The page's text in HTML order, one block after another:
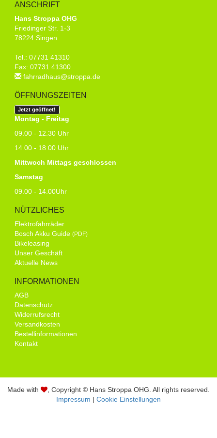
ANSCHRIFT
Hans Stroppa OHG
Friedinger Str. 1-3
78224 Singen
Tel.: 07731 41310
Fax: 07731 41300
fahrradhaus@stroppa.de
ÖFFNUNGSZEITEN
Jetzt geöffnet!
Montag - Freitag
09.00 - 12.30 Uhr
14.00 - 18.00 Uhr
Mittwoch Mittags geschlossen
Samstag
09.00 - 14.00Uhr
NÜTZLICHES
Elektrofahrräder
Bosch Akku Guide (PDF)
Bikeleasing
Unser Geschäft
Aktuelle News
INFORMATIONEN
AGB
Datenschutz
Widerrufsrecht
Versandkosten
Bestellinformationen
Kontakt
Made with
, Copyright © Hans Stroppa OHG. All rights reserved.
Impressum | Cookie Einstellungen